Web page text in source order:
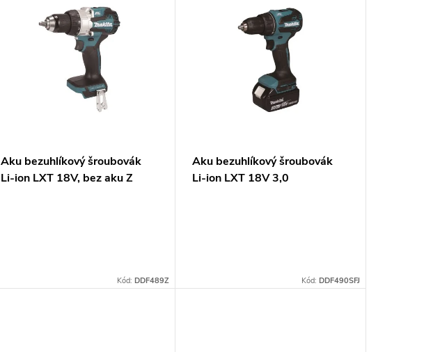
Aku bezuhlíkový šroubovák
Li-ion LXT 18V, bez aku Z
Kód: DDF489Z
Aku bezuhlíkový šroubovák
Li-ion LXT 18V 3,0
Kód: DDF490SFJ